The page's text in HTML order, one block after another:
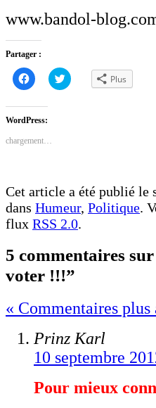
www.bandol-
Partager :
Cliquez
pour
partager
Facebook(ouvre
dans
une
fenêtre)
Cliquez
pour Plus
WordPress:
chargement…
Cet article a été publié le
dans Humeur, Politique.
flux RSS 2.0.
5 commentaires
voter !!!”
« Commentaires plus
Prinz Karl
10 septembre
Pour mieux